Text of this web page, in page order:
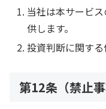
当社は本サービ
供します。
投資判断に関する
第12条（禁止事